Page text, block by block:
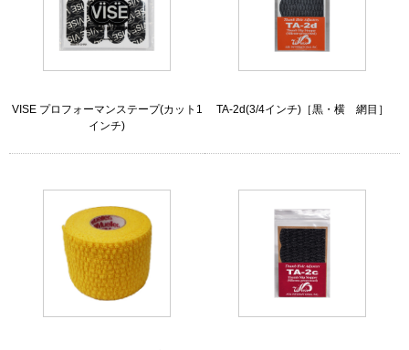
VISE プロフォーマンステープ(カット1
インチ)
TA-2d(3/4インチ)［黒・横 網目］